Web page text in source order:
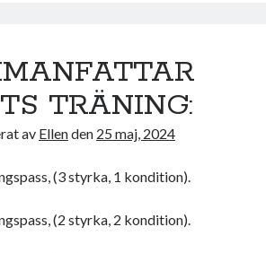
TRÄNING:
av Ellenden 25 maj, 2024
(3 styrka, 1 kondition).
(2 styrka, 2 kondition).